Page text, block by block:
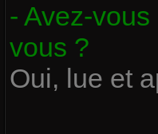
- Avez-
vous ?
Oui, lue et